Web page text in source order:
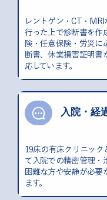
レントゲン・CT・
行った上で診断書を作
険・任意保険・労災に
断書、休業損害証明書
応しています。
入院・経
19床の有床クリニック
て入院での精密管理・
困難な方や安静が必要
ます。